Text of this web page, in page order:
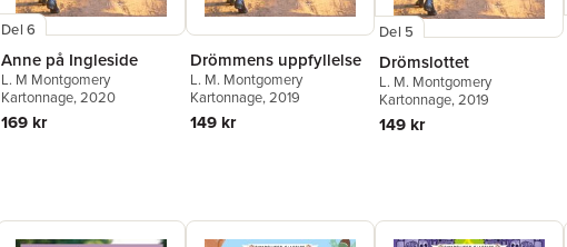
Del 6
Anne på Ingleside
L. M Montgomery
Kartonnage, 2020
169 kr
Drömmens uppfyllelse
L. M. Montgomery
Kartonnage, 2019
149 kr
Del 5
Drömslottet
L. M. Montgomery
Kartonnage, 2019
149 kr